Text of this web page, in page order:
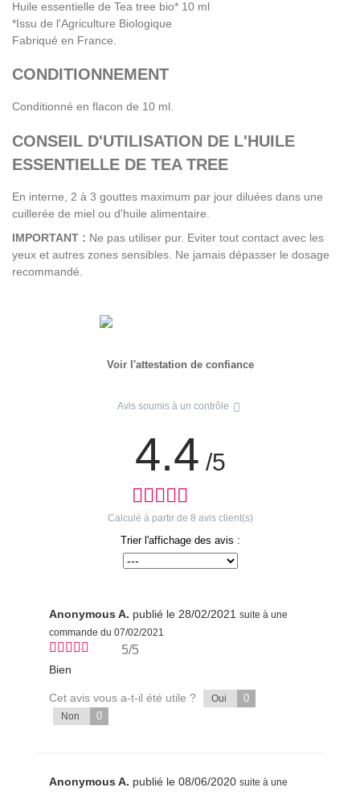
Huile essentielle de Tea tree bio* 10 ml
*Issu de l'Agriculture Biologique
Fabriqué en France.
CONDITIONNEMENT
Conditionné en flacon de 10 ml.
CONSEIL D'UTILISATION DE L'HUILE
ESSENTIELLE DE TEA TREE
En interne, 2 à 3 gouttes maximum par jour diluées dans une
cuillerée de miel ou d'huile alimentaire.
IMPORTANT : Ne pas utiliser pur. Eviter tout contact avec les
yeux et autres zones sensibles. Ne jamais dépasser le dosage
recommandé.
Voir l'attestation de confiance
Avis soumis à un contrôle
4.4 /5
Calculé à partir de 8 avis client(s)
Trier l'affichage des avis :
Anonymous A. publié le 28/02/2021 suite à une
commande du 07/02/2021
5/5
Bien
Cet avis vous a-t-il été utile ? Oui 0
Non 0
Anonymous A. publié le 08/06/2020 suite à une